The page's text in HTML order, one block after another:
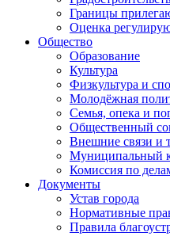
Границы
Оценка
Общество
Образование
Культура
Физкультура и
Молодёжная
Семья, опека и
Общественный
Внешние связи и
Муниципальный
Комиссия по
Документы
Устав города
Нормативные
Правила